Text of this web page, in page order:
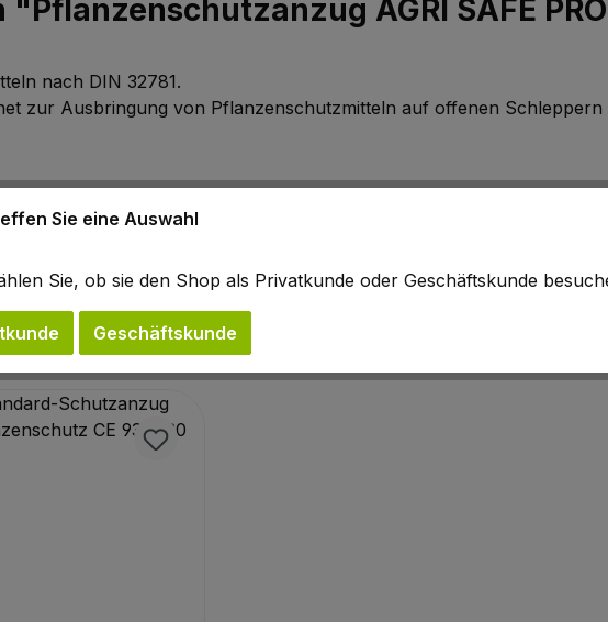
AGRI SAFE
nach DIN 32781.
zur Ausbringung von Pflanzenschutzmitteln auf offenen Schleppern
L=54/56, XL=58/60, XXL=62/64
Sie eine Auswahl
Sie, ob sie den Shop als Privatkunde oder Geschäftskunde
Geschäftskunde